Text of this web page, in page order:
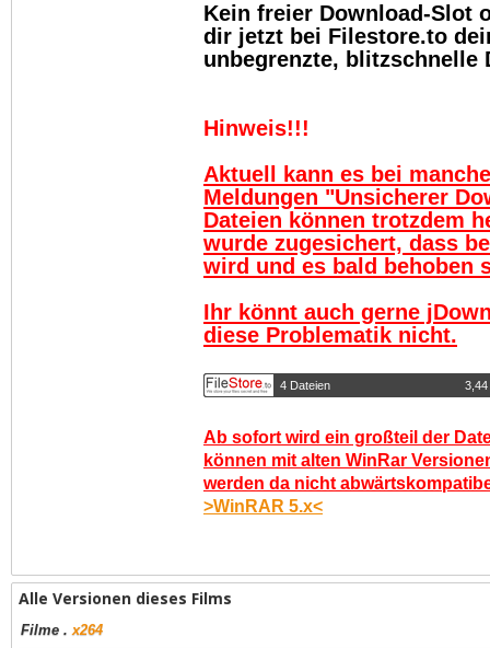
Kein freier Download-Slot
dir jetzt bei Filestore.to
unbegrenzte, blitzschnelle
Hinweis!!!
Aktuell kann es bei
Meldungen "Unsicherer
Dateien können trotzdem
wurde zugesichert, dass
wird und es bald behoben
Ihr könnt auch gerne
diese Problematik nicht.
4 Dateien
Ab sofort wird ein großteil der
können mit alten WinRar
werden da nicht
>WinRAR 5.x<
Alle Versionen dieses Films
Filme .x264